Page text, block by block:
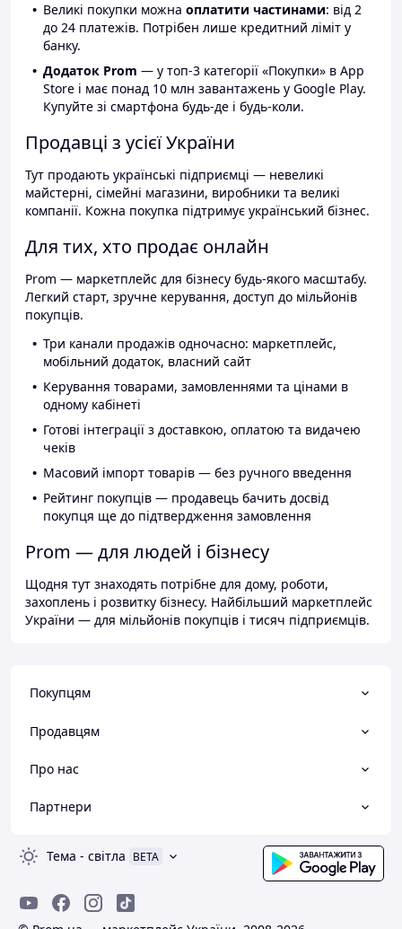
Великі покупки можна оплатити частинами: від 2
до 24 платежів. Потрібен лише кредитний ліміт у
банку.
Додаток Prom — у топ-3 категорії «Покупки» в App
Store і має понад 10 млн завантажень у Google Play.
Купуйте зі смартфона будь-де і будь-коли.
Продавці з усієї України
Тут продають українські підприємці — невеликі
майстерні, сімейні магазини, виробники та великі
компанії. Кожна покупка підтримує український бізнес.
Для тих, хто продає онлайн
Prom — маркетплейс для бізнесу будь-якого масштабу.
Легкий старт, зручне керування, доступ до мільйонів
покупців.
Три канали продажів одночасно: маркетплейс,
мобільний додаток, власний сайт
Керування товарами, замовленнями та цінами в
одному кабінеті
Готові інтеграції з доставкою, оплатою та видачею
чеків
Масовий імпорт товарів — без ручного введення
Рейтинг покупців — продавець бачить досвід
покупця ще до підтвердження замовлення
Prom — для людей і бізнесу
Щодня тут знаходять потрібне для дому, роботи,
захоплень і розвитку бізнесу. Найбільший маркетплейс
України — для мільйонів покупців і тисяч підприємців.
Покупцям
Продавцям
Про нас
Партнери
Тема - світла BETA